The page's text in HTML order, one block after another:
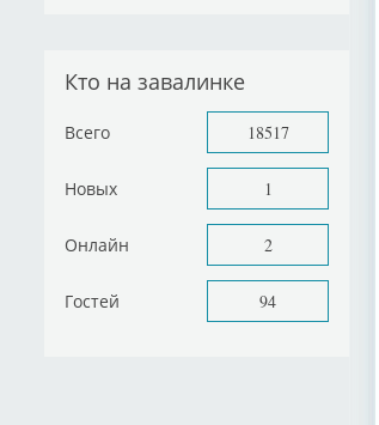
Кто на завалинке
Всего 18517
Новых 1
Онлайн 2
Гостей 94